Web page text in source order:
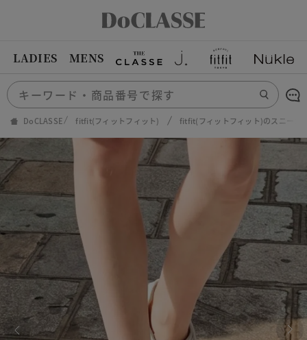
LADIES MENS
DoCLASSE fitfit(フィットフィット) fitfit(フィットフィット)のスニーカ